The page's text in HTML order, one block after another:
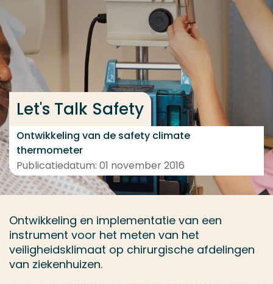
Ga direct naar de content
Let's Talk Safety
Ontwikkeling van de safety climate
thermometer
Publicatiedatum: 01 november 2016
Ontwikkeling en implementatie van een
instrument voor het meten van het
veiligheidsklimaat op chirurgische afdelingen
van ziekenhuizen.
Veel gezocht
Opleiding
Contact